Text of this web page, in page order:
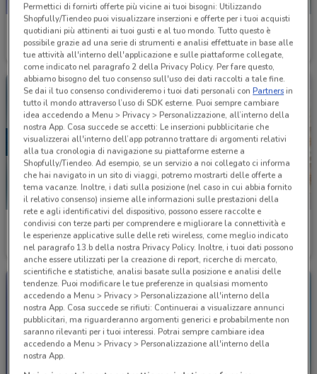
TIM
Scade il 31/12 401 m
Prodet
Scade il 31/08
Budget
Scade il 18/08 1.3 km
Hervit
Scade il 22/09 1.9 km
Permettici di fornirti offerte più vicine ai tuoi bisogni: Utilizzando
Shopfully/Tiendeo puoi visualizzare inserzioni e offerte per i tuoi acquisti
quotidiani più attinenti ai tuoi gusti e al tuo mondo. Tutto questo è
possibile grazie ad una serie di strumenti e analisi effettuate in base alle
tue attività all'interno dell'applicazione e sulle piattaforme collegate,
come indicato nel paragrafo 2 della Privacy Policy. Per fare questo,
abbiamo bisogno del tuo consenso sull'uso dei dati raccolti a tale fine.
Se dai il tuo consenso condivideremo i tuoi dati personali conPartnersin
tutto il mondo attraverso l’uso di SDK esterne. Puoi sempre cambiare
idea accedendo a Menu > Privacy > Personalizzazione, all’interno della
nostra App. Cosa succede se accetti: Le inserzioni pubblicitarie che
visualizzerai all'interno dell’app potranno trattare di argomenti relativi
alla tua cronologia di navigazione su piattaforme esterne a
Shopfully/Tiendeo. Ad esempio, se un servizio a noi collegato ci informa
che hai navigato in un sito di viaggi, potremo mostrarti delle offerte a
tema vacanze. Inoltre, i dati sulla posizione (nel caso in cui abbia fornito
il relativo consenso) insieme alle informazioni sulle prestazioni della
rete e agli identificativi del dispositivo, possono essere raccolte e
condivisi con terze parti per comprendere e migliorare la connettività e
le esperienze applicative sulle delle reti wireless, come meglio indicato
nel paragrafo 13.b della nostra Privacy Policy. Inoltre, i tuoi dati possono
anche essere utilizzati per la creazione di report, ricerche di mercato,
scientifiche e statistiche, analisi basate sulla posizione e analisi delle
tendenze. Puoi modificare le tue preferenze in qualsiasi momento
accedendo a Menu > Privacy > Personalizzazione all'interno della
nostra App. Cosa succede se rifiuti: Continuerai a visualizzare annunci
pubblicitari, ma riguarderanno argomenti generici e probabilmente non
saranno rilevanti per i tuoi interessi. Potrai sempre cambiare idea
accedendo a Menu > Privacy > Personalizzazione all'interno della
nostra App.